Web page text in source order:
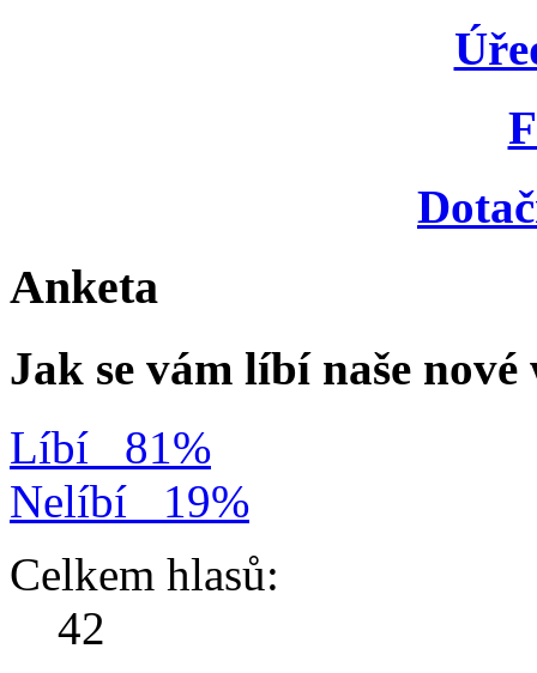
Anketa
Jak se vám líbí naše
Líbí
81%
Nelíbí
19%
Celkem hlasů:
42